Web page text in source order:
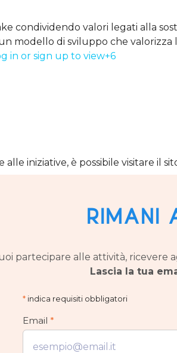
condividendo valori legati alla
modello di sviluppo che
in or sign up to view+6
iniziative, è possibile visitare il
partecipare alle attività, ricevere
Lascia la tua
* indica requisiti obbligatori
Email *